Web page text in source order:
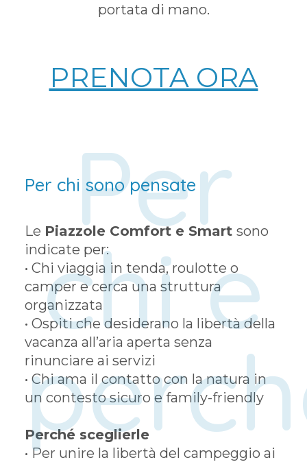
portata di mano.
PRENOTA ORA
Per
chi e
Per chi sono pensate
Le Piazzole Comfort e Smart sono
indicate per:
• Chi viaggia in tenda, roulotte o
camper e cerca una struttura
organizzata
• Ospiti che desiderano la libertà della
vacanza all’aria aperta senza
rinunciare ai servizi
• Chi ama il contatto con la natura in
un contesto sicuro e family-friendly
Perché sceglierle
• Per unire la libertà del campeggio ai